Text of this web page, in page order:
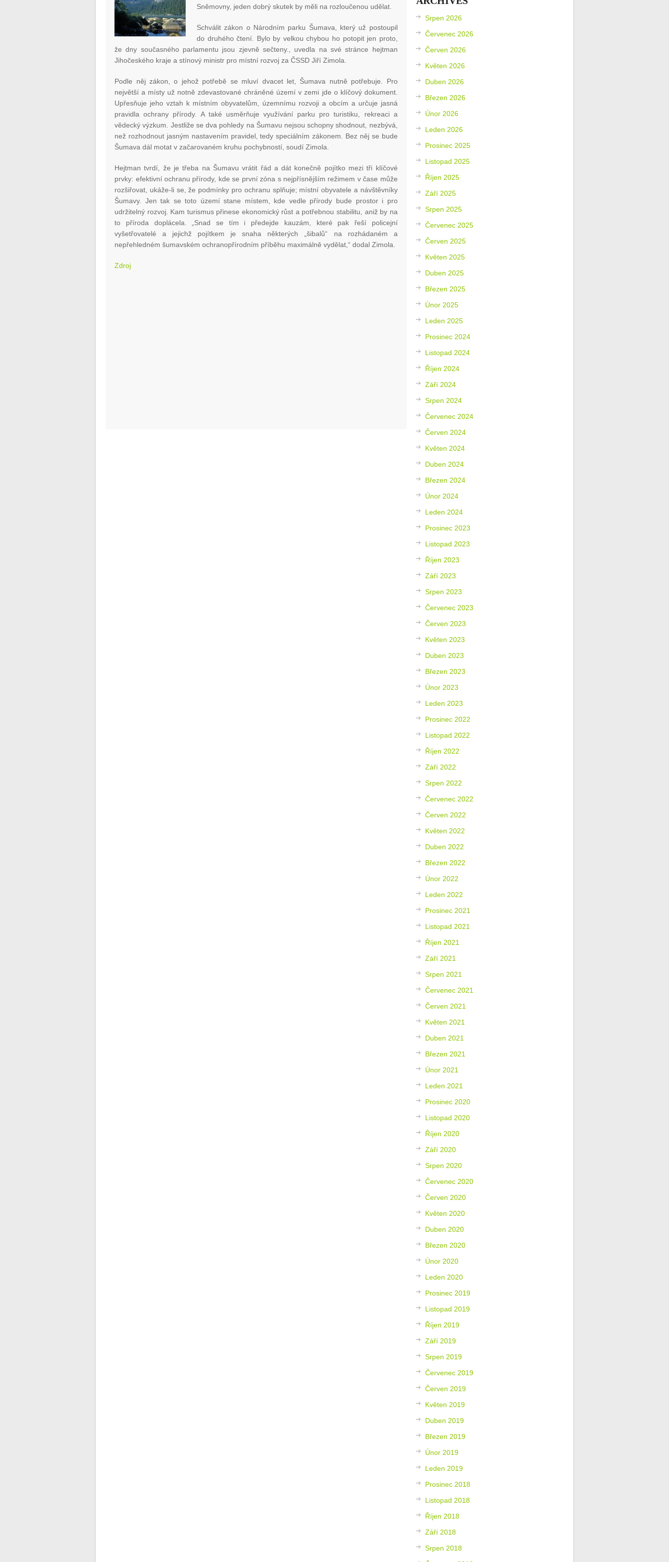
Sněmovny, jeden dobrý skutek by měli na rozloučenou udělat.
Schválit zákon o Národním parku Šumava, který už postoupil
do druhého čtení. Bylo by velkou chybou ho potopit jen proto,
že dny současného parlamentu jsou zjevně sečteny., uvedla na své stránce hejtman
Jihočeského kraje a stínový ministr pro místní rozvoj za ČSSD Jiří Zimola.
Podle něj zákon, o jehož potřebě se mluví dvacet let, Šumava nutně potřebuje. Pro
největší a místy už notně zdevastované chráněné území v zemi jde o klíčový dokument.
Upřesňuje jeho vztah k místním obyvatelům, územnímu rozvoji a obcím a určuje jasná
pravidla ochrany přírody. A také usměrňuje využívání parku pro turistiku, rekreaci a
vědecký výzkum. Jestliže se dva pohledy na Šumavu nejsou schopny shodnout, nezbývá,
než rozhodnout jasným nastavením pravidel, tedy speciálním zákonem. Bez něj se bude
Šumava dál motat v začarovaném kruhu pochybností, soudí Zimola.
Hejtman tvrdí, že je třeba na Šumavu vrátit řád a dát konečně pojítko mezi tři klíčové
prvky: efektivní ochranu přírody, kde se první zóna s nejpřísnějším režimem v čase může
rozšiřovat, ukáže-li se, že podmínky pro ochranu splňuje; místní obyvatele a návštěvníky
Šumavy. Jen tak se toto území stane místem, kde vedle přírody bude prostor i pro
udržitelný rozvoj. Kam turismus přinese ekonomický růst a potřebnou stabilitu, aniž by na
to příroda doplácela. „Snad se tím i předejde kauzám, které pak řeší policejní
vyšetřovatelé a jejichž pojítkem je snaha některých „šibalů“ na rozhádaném a
nepřehledném šumavském ochranopřírodním příběhu maximálně vydělat,“ dodal Zimola.
Zdroj
Srpen 2026
Červenec 2026
Červen 2026
Květen 2026
Duben 2026
Březen 2026
Únor 2026
Leden 2026
Prosinec 2025
Listopad 2025
Říjen 2025
Září 2025
Srpen 2025
Červenec 2025
Červen 2025
Květen 2025
Duben 2025
Březen 2025
Únor 2025
Leden 2025
Prosinec 2024
Listopad 2024
Říjen 2024
Září 2024
Srpen 2024
Červenec 2024
Červen 2024
Květen 2024
Duben 2024
Březen 2024
Únor 2024
Leden 2024
Prosinec 2023
Listopad 2023
Říjen 2023
Září 2023
Srpen 2023
Červenec 2023
Červen 2023
Květen 2023
Duben 2023
Březen 2023
Únor 2023
Leden 2023
Prosinec 2022
Listopad 2022
Říjen 2022
Září 2022
Srpen 2022
Červenec 2022
Červen 2022
Květen 2022
Duben 2022
Březen 2022
Únor 2022
Leden 2022
Prosinec 2021
Listopad 2021
Říjen 2021
Září 2021
Srpen 2021
Červenec 2021
Červen 2021
Květen 2021
Duben 2021
Březen 2021
Únor 2021
Leden 2021
Prosinec 2020
Listopad 2020
Říjen 2020
Září 2020
Srpen 2020
Červenec 2020
Červen 2020
Květen 2020
Duben 2020
Březen 2020
Únor 2020
Leden 2020
Prosinec 2019
Listopad 2019
Říjen 2019
Září 2019
Srpen 2019
Červenec 2019
Červen 2019
Květen 2019
Duben 2019
Březen 2019
Únor 2019
Leden 2019
Prosinec 2018
Listopad 2018
Říjen 2018
Září 2018
Srpen 2018